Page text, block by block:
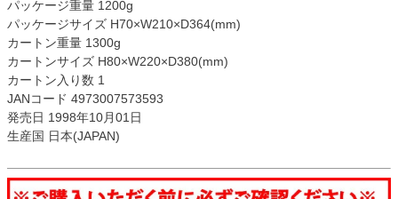
パッケージ重量 1200g
パッケージサイズ H70×W210×D364(mm)
カートン重量 1300g
カートンサイズ H80×W220×D380(mm)
カートン入り数 1
JANコード 4973007573593
発売日 1998年10月01日
生産国 日本(JAPAN)